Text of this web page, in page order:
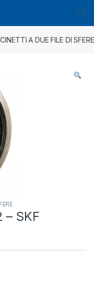
A DUE FILE DI SFERE
– SKF